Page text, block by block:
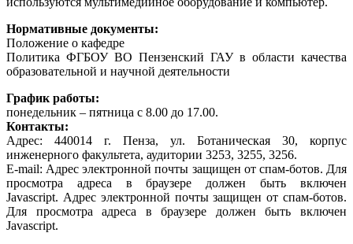
Нормативные документы:
Положение о кафедре
Политика ФГБОУ ВО Пензенский ГАУ в области качества
образовательной и научной деятельности
График работы:
понедельник – пятница с 8.00 до 17.00.
Контакты:
Адрес: 440014 г. Пенза, ул. Ботаническая 30, корпус
инженерного факультета, аудитории 3253, 3255, 3256.
E-mail: Адрес электронной почты защищен от спам-ботов. Для
просмотра адреса в браузере должен быть включен
Javascript. Адрес электронной почты защищен от спам-ботов.
Для просмотра адреса в браузере должен быть включен
Javascript.